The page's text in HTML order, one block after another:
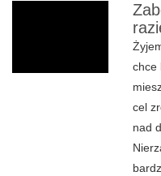
chce
cel
nad